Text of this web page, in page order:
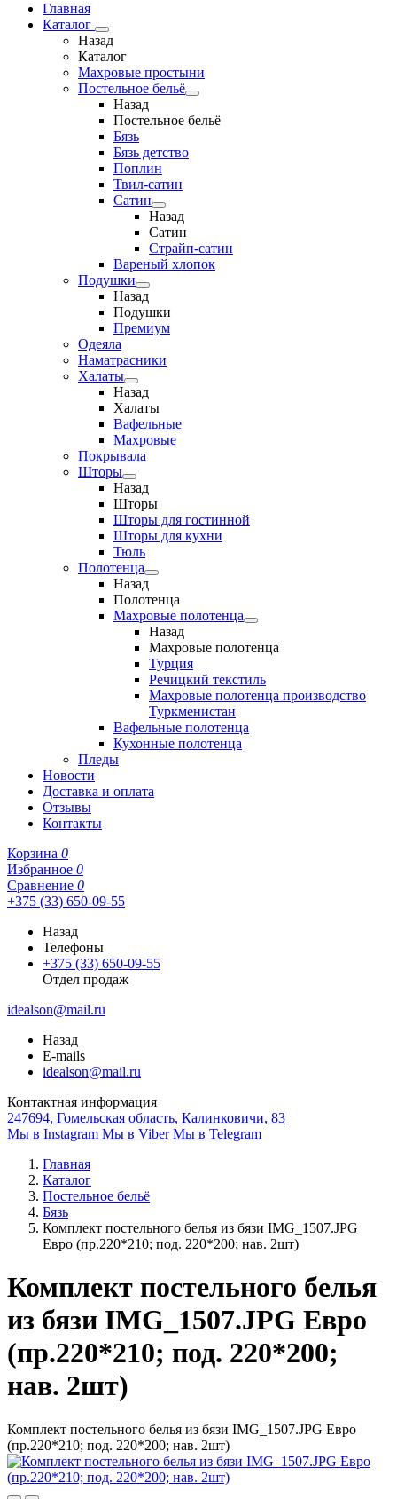
Главная
Каталог
Назад
Каталог
Махровые простыни
Постельное бельё
Назад
Постельное бельё
Бязь
Бязь детство
Поплин
Твил-сатин
Сатин
Назад
Сатин
Страйп-сатин
Вареный хлопок
Подушки
Назад
Подушки
Премиум
Одеяла
Наматрасники
Халаты
Назад
Халаты
Вафельные
Махровые
Покрывала
Шторы
Назад
Шторы
Шторы для гостинной
Шторы для кухни
Тюль
Полотенца
Назад
Полотенца
Махровые полотенца
Назад
Махровые полотенца
Турция
Речицкий текстиль
Махровые полотенца производство
Туркменистан
Вафельные полотенца
Кухонные полотенца
Пледы
Новости
Доставка и оплата
Отзывы
Контакты
Корзина 0
Избранное 0
Сравнение 0
+375 (33) 650-09-55
Назад
Телефоны
+375 (33) 650-09-55
Отдел продаж
idealson@mail.ru
Назад
E-mails
idealson@mail.ru
Контактная информация
247694, Гомельская область, Калинковичи, 83
Мы в Instagram Мы в Viber Мы в Telegram
Главная
Каталог
Постельное бельё
Бязь
Комплект постельного белья из бязи IMG_1507.JPG
Евро (пр.220*210; под. 220*200; нав. 2шт)
Комплект постельного белья
из бязи IMG_1507.JPG Евро
(пр.220*210; под. 220*200;
нав. 2шт)
Комплект постельного белья из бязи IMG_1507.JPG Евро
(пр.220*210; под. 220*200; нав. 2шт)